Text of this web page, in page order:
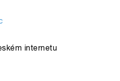
internetu